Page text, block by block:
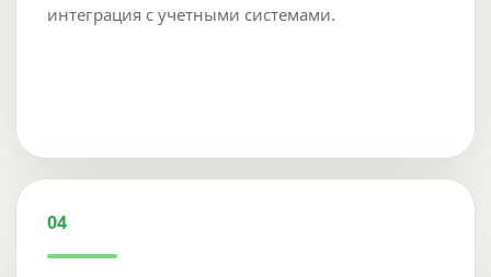
интеграция с учетными системами.
04